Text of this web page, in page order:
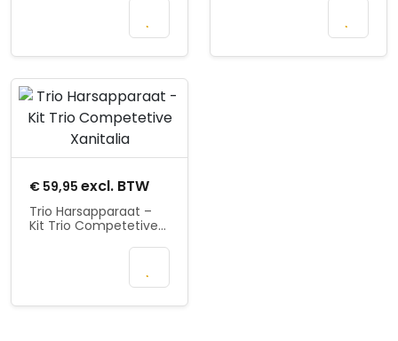
Product openen
€ 59,95 excl. BTW
Trio Harsapparaat –
Kit Trio Competetive